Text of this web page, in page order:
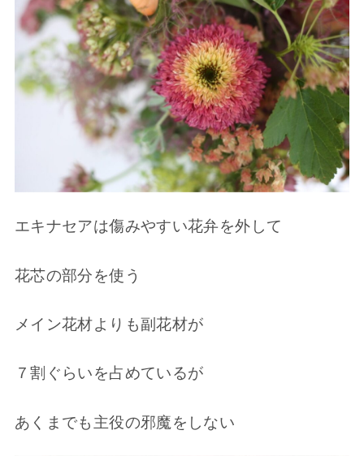
エキナセアは傷みやすい花弁を外して
花芯の部分を使う
メイン花材よりも副花材が
７割ぐらいを占めているが
あくまでも主役の邪魔をしない